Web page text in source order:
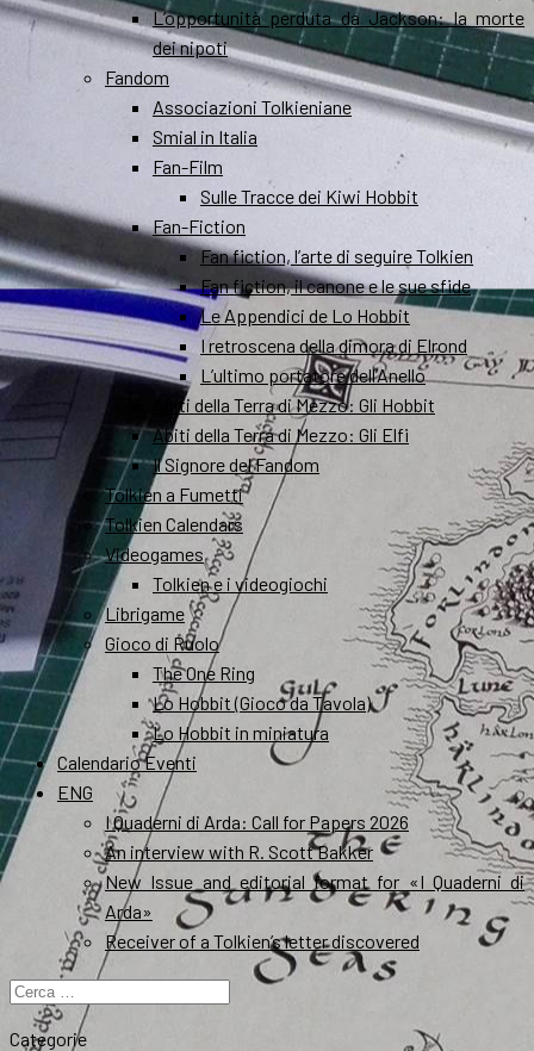
L’opportunità perduta da Jackson: la morte
dei nipoti
Fandom
Associazioni Tolkieniane
Smial in Italia
Fan-Film
Sulle Tracce dei Kiwi Hobbit
Fan-Fiction
Fan fiction, l’arte di seguire Tolkien
Fan fiction, il canone e le sue sfide
Le Appendici de Lo Hobbit
I retroscena della dimora di Elrond
L’ultimo portatore dell’Anello
Abiti della Terra di Mezzo: Gli Hobbit
Abiti della Terra di Mezzo: Gli Elfi
Il Signore del Fandom
Tolkien a Fumetti
Tolkien Calendars
Videogames
Tolkien e i videogiochi
Librigame
Gioco di Ruolo
The One Ring
Lo Hobbit (Gioco da Tavola)
Lo Hobbit in miniatura
Calendario Eventi
ENG
I Quaderni di Arda: Call for Papers 2026
An interview with R. Scott Bakker
New Issue and editorial format for «I Quaderni di
Arda»
Receiver of a Tolkien’s letter discovered
Ricerca
per:
Categorie